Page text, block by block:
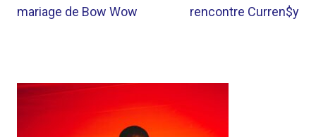
mariage de Bow Wow
rencontre Curren$y